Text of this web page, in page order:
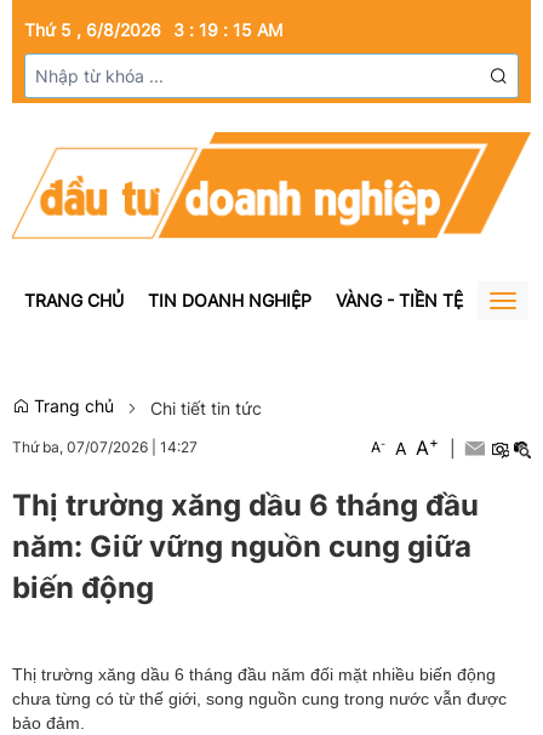
Thứ 5 , 6/8/2026 3 : 19 : 16 AM
TRANG CHỦ TIN DOANH NGHIỆP VÀNG - TIỀN TỆ BẤT
Trang chủ Chi tiết tin tức
Thứ ba, 07/07/2026 14:27 A- A A+
Thị trường xăng dầu 6 tháng đầu
năm: Giữ vững nguồn cung giữa
biến động
Thị trường xăng dầu 6 tháng đầu năm đối mặt nhiều biến động
chưa từng có từ thế giới, song nguồn cung trong nước vẫn được
bảo đảm.